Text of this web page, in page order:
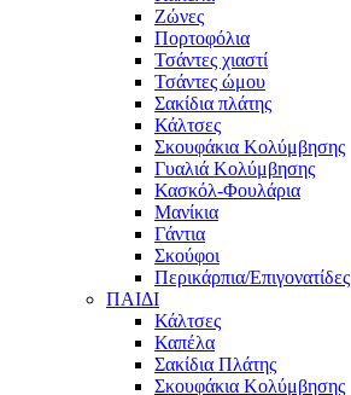
Ζώνες
Πορτοφόλια
Τσάντες χιαστί
Τσάντες ώμου
Σακίδια πλάτης
Κάλτσες
Σκουφάκια Κολύμβησης
Γυαλιά Κολύμβησης
Κασκόλ-Φουλάρια
Μανίκια
Γάντια
Σκούφοι
Περικάρπια/Επιγονατίδες
ΠΑΙΔΙ
Κάλτσες
Καπέλα
Σακίδια Πλάτης
Σκουφάκια Κολύμβησης